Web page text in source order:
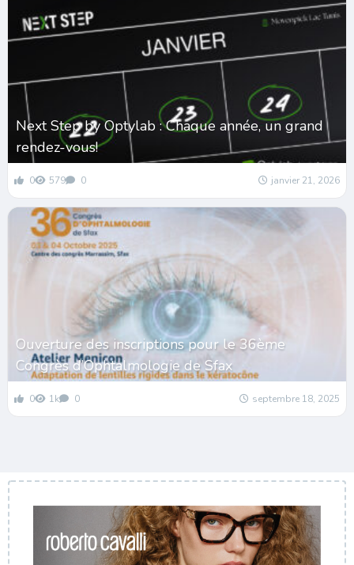
Next Step by Optylab : Chaque année, un grand
rendez-vous!
0 579 0 janvier 21, 2026
Ouverture des inscriptions pour le 36ème
Congrès d’Ophtalmologie de Sfax
0 1k 0 septembre 18, 2025